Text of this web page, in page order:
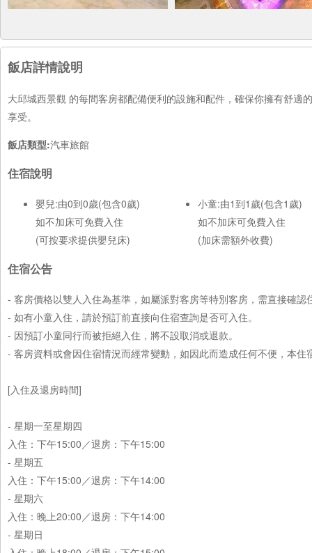
飯店詳情說明
大邱城西景觀 的每間客房都配備便利的設施和配件，確保你擁有舒
享受。
飯店類型:汽車旅館
住宿說明
嬰兒:由0到0歲(包含0歲)
如不加床可免費入住
(可按要求提供嬰兒床)
小童:由1到1歲(包含1歲)
如不加床可免費入住
(加床需額外收費)
住宿公告
- 客房價格以雙人入住為基準，如屬派對客房等特別客房，需直接確認
- 如有小童入住，請於預訂前直接向住宿查詢是否可入住。
- 因預訂小童同行而被拒絕入住，將不設取消或退款。
- 客房資料或會因住宿情況而經常變動，如因此而造成任何不便，本住
[入住及退房時間]
- 星期一至星期四
入住：下午15:00／退房：下午15:00
- 星期五
入住：下午15:00／退房：下午14:00
- 星期六
入住：晚上20:00／退房：下午14:00
- 星期日